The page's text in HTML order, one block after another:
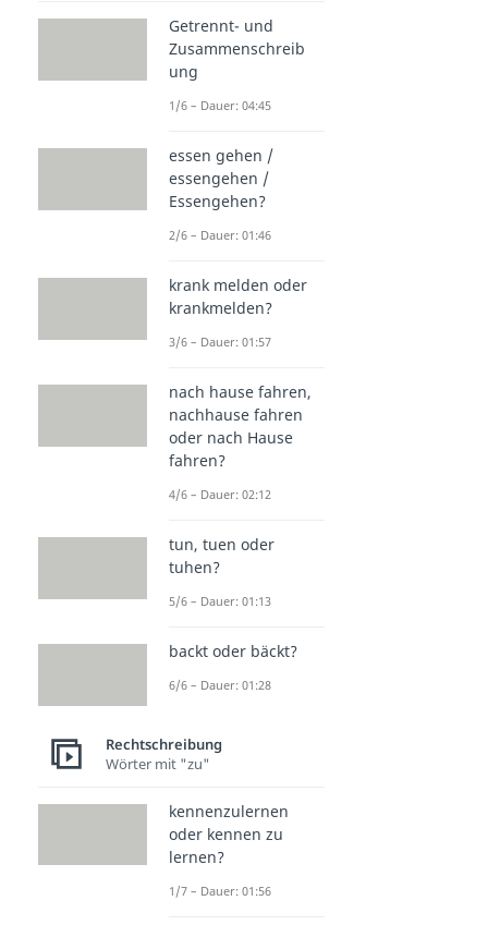
Getrennt- und
Zusammenschreib
ung
1/6 – Dauer: 04:45
essen gehen /
essengehen /
Essengehen?
2/6 – Dauer: 01:46
krank melden oder
krankmelden?
3/6 – Dauer: 01:57
nach hause fahren,
nachhause fahren
oder nach Hause
fahren?
4/6 – Dauer: 02:12
tun, tuen oder
tuhen?
5/6 – Dauer: 01:13
backt oder bäckt?
6/6 – Dauer: 01:28
Rechtschreibung
Wörter mit "zu"
kennenzulernen
oder kennen zu
lernen?
1/7 – Dauer: 01:56